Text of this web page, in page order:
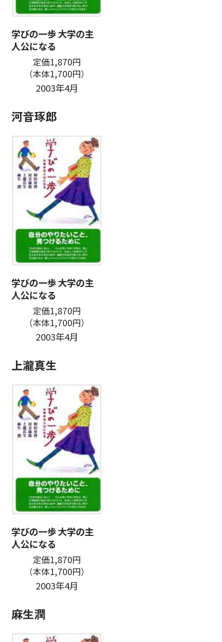
学びの一歩 大学の主
人公になる
定価1,870円
（本体1,700円）
2003年4月
河音琢郎
学びの一歩 大学の主
人公になる
定価1,870円
（本体1,700円）
2003年4月
上瀧真生
学びの一歩 大学の主
人公になる
定価1,870円
（本体1,700円）
2003年4月
麻生潤